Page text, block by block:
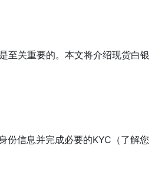
至关重要的。本文将介绍现货白银
份信息并完成必要的KYC（了解您